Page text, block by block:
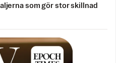
som gör stor skillnad